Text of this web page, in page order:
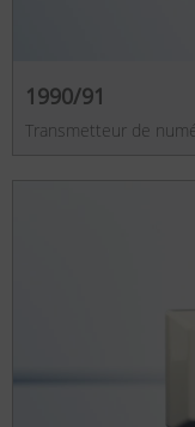
1990/91
Transmetteur de